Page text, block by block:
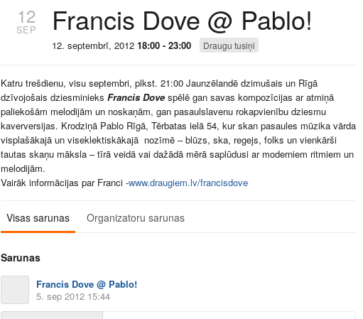
12
SEP Francis Dove @ Pablo!
12. septembrī, 2012 18:00 - 23:00 Draugu tusiņi
Katru trešdienu, visu septembri, plkst. 21:00 Jaunzēlandē dzimušais un Rīgā
dzīvojošais dziesminieks Francis Dovespēlē gan savas kompozīcijas ar atmiņā
paliekošām melodijām un noskaņām, gan pasaulslavenu rokapvienību dziesmu
kaverversijas. Krodziņā Pablo Rīgā, Tērbatas ielā 54, kur skan pasaules mūzika vārda
visplašākajā un viseklektiskākajā nozīmē – blūzs, ska, regejs, folks un vienkārši
tautas skaņu māksla – tīrā veidā vai dažādā mērā saplūdusi ar moderniem ritmiem un
melodijām.
Vairāk informācijas par Franci -www.draugiem.lv/francisdove
Visas sarunas Organizatoru sarunas
Sarunas
Francis Dove @ Pablo!
5. sep 2012 15:44